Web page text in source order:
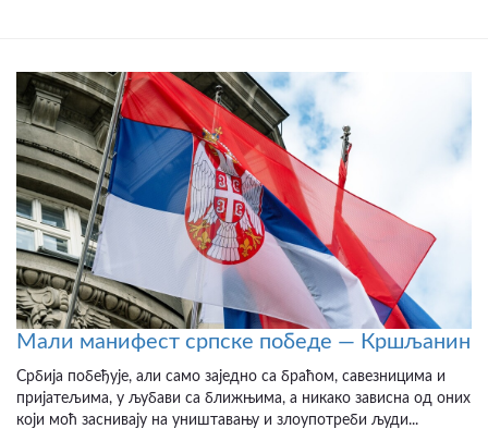
Мали манифест српске победе — Кршљанин
Србија побеђује, али само заједно са браћом, савезницима и
пријатељима, у љубави са ближњима, а никако зависна од оних
који моћ заснивају на уништавању и злоупотреби људи...